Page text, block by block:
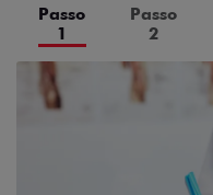
Passo
1
Passo
2